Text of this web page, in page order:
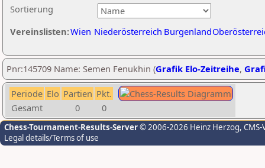
Sortierung
Vereinslisten:Wien Niederösterreich Burgenland
Pnr:145709 Name: Semen Fenukhin (Grafik Elo-Zeitreihe,
Periode Elo Partien Pkt.
Gesamt
0 0
Chess-Tournament-Results-Server© 2006-2026 Heinz Herzog,
Legal details/Terms of use